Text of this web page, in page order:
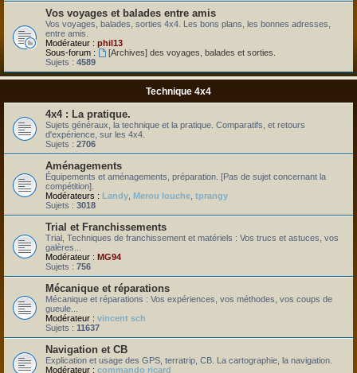
Vos voyages et balades entre amis
Vos voyages, balades, sorties 4x4. Les bons plans, les bonnes adresses,
entre amis.
Modérateur : phil13
Sous-forum :
[Archives] des voyages, balades et sorties.
Sujets : 4589
Technique 4x4
4x4 : La pratique.
Sujets généraux, la technique et la pratique. Comparatifs, et retours
d'expérience, sur les 4x4.
Sujets : 2706
Aménagements
Équipements et aménagements, préparation. [Pas de sujet concernant la
compétition].
Modérateurs : Landy Merou louche tprangy
Sujets : 3018
Trial et Franchissements
Trial, Techniques de franchissement et matériels : Vos trucs et astuces, vos
galères...
Modérateur : MG94
Sujets : 756
Mécanique et réparations
Mécanique et réparations : Vos expériences, vos méthodes, vos coups de
gueule...
Modérateur : vincent sch
Sujets : 11637
Navigation et CB
Explication et usage des GPS, terratrip, CB. La cartographie, la navigation.
Modérateur : commando ricard